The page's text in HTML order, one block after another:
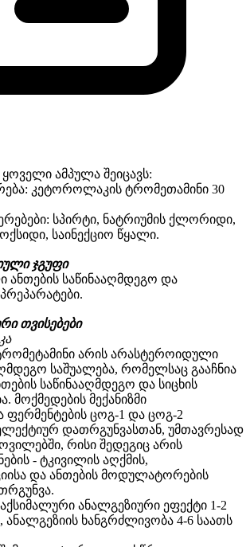
ყოველი ამპულა შეიცავს:
: კეტოროლაკის ტრომეთამინი 30
: სპირტი, ნატრიუმის ქლორიდი,
, საინექციო წყალი.
ჯგუფი
ანთების საწინააღმდეგო და
პრეპარატები.
თვისებები
არის არასტეროიდული
საშუალება, რომელსაც გააჩნია
საწინააღმდეგო და სიცხის
. მოქმედების მექანიზმი
ფერმენტების ცოგ-1 და ცოგ-2
დათრგუნვასთან, უმთავრესად
, რისი შედეგიც არის
- ტკივილის აღქმის,
და ანთების მოდულატორების
.
ანალგეზიური ეფექტი 1-2
, ანალგეზიის ხანგრძლივობა 4-6 საათს